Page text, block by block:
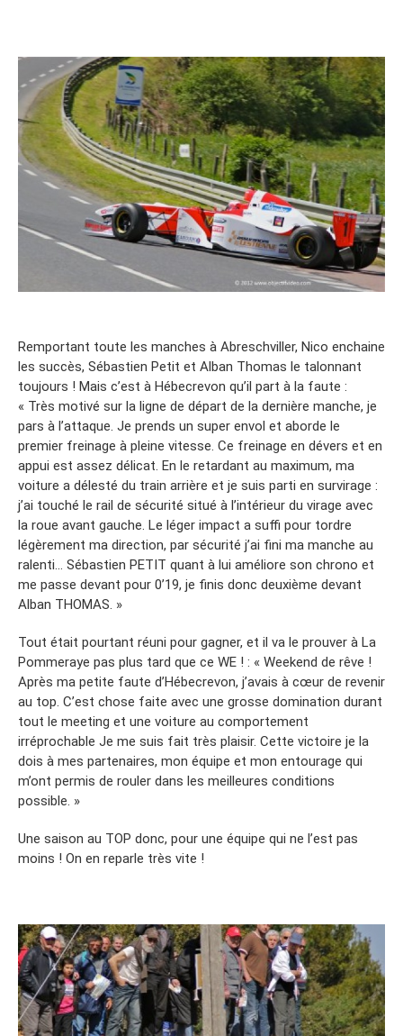
Remportant toute les manches à Abreschviller, Nico enchaine
les succès, Sébastien Petit et Alban Thomas le talonnant
toujours ! Mais c’est à Hébecrevon qu’il part à la faute :
« Très motivé sur la ligne de départ de la dernière manche, je
pars à l’attaque. Je prends un super envol et aborde le
premier freinage à pleine vitesse. Ce freinage en dévers et en
appui est assez délicat. En le retardant au maximum, ma
voiture a délesté du train arrière et je suis parti en survirage :
j’ai touché le rail de sécurité situé à l’intérieur du virage avec
la roue avant gauche. Le léger impact a suffi pour tordre
légèrement ma direction, par sécurité j’ai fini ma manche au
ralenti… Sébastien PETIT quant à lui améliore son chrono et
me passe devant pour 0’19, je finis donc deuxième devant
Alban THOMAS. »
Tout était pourtant réuni pour gagner, et il va le prouver à La
Pommeraye pas plus tard que ce WE ! : « Weekend de rêve !
Après ma petite faute d’Hébecrevon, j’avais à cœur de revenir
au top. C’est chose faite avec une grosse domination durant
tout le meeting et une voiture au comportement
irréprochable Je me suis fait très plaisir. Cette victoire je la
dois à mes partenaires, mon équipe et mon entourage qui
m’ont permis de rouler dans les meilleures conditions
possible. »
Une saison au TOP donc, pour une équipe qui ne l’est pas
moins ! On en reparle très vite !